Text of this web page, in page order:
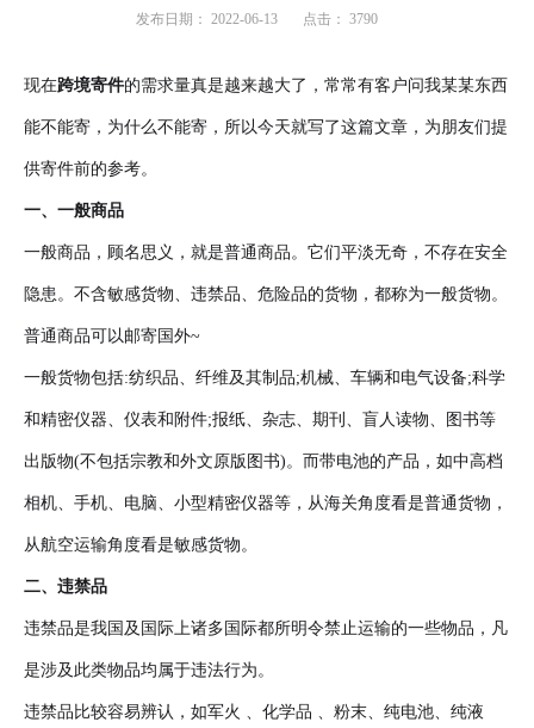
发布日期： 2022-06-13 点击： 3790
现在跨境寄件的需求量真是越来越大了，常常有客户问我某某东西
能不能寄，为什么不能寄，所以今天就写了这篇文章，为朋友们提
供寄件前的参考。
一、一般商品
一般商品，顾名思义，就是普通商品。它们平淡无奇，不存在安全
隐患。不含敏感货物、违禁品、危险品的货物，都称为一般货物。
普通商品可以邮寄国外~
一般货物包括:纺织品、纤维及其制品;机械、车辆和电气设备;科学
和精密仪器、仪表和附件;报纸、杂志、期刊、盲人读物、图书等
出版物(不包括宗教和外文原版图书)。而带电池的产品，如中高档
相机、手机、电脑、小型精密仪器等，从海关角度看是普通货物，
从航空运输角度看是敏感货物。
二、违禁品
违禁品是我国及国际上诸多国际都所明令禁止运输的一些物品，凡
是涉及此类物品均属于违法行为。
违禁品比较容易辨认，如军火 、化学品 、粉末、纯电池、纯液